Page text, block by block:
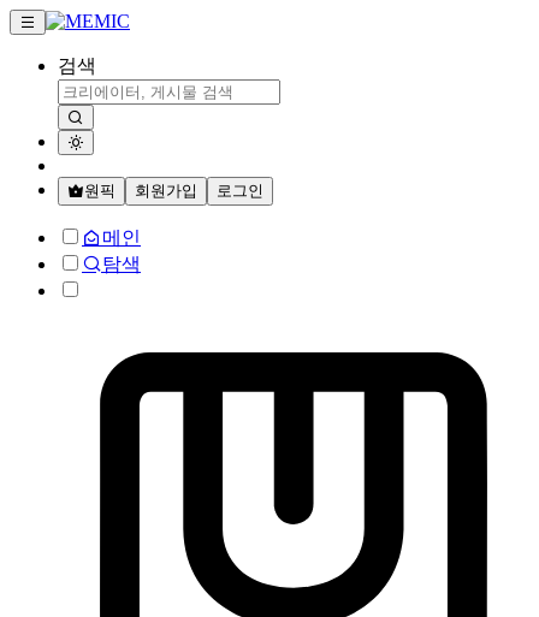
검색
원픽 회원가입 로그인
메인
탐색